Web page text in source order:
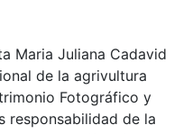
Maria Juliana Cadavid
de la agrivultura
Fotográfico y
responsabilidad de la